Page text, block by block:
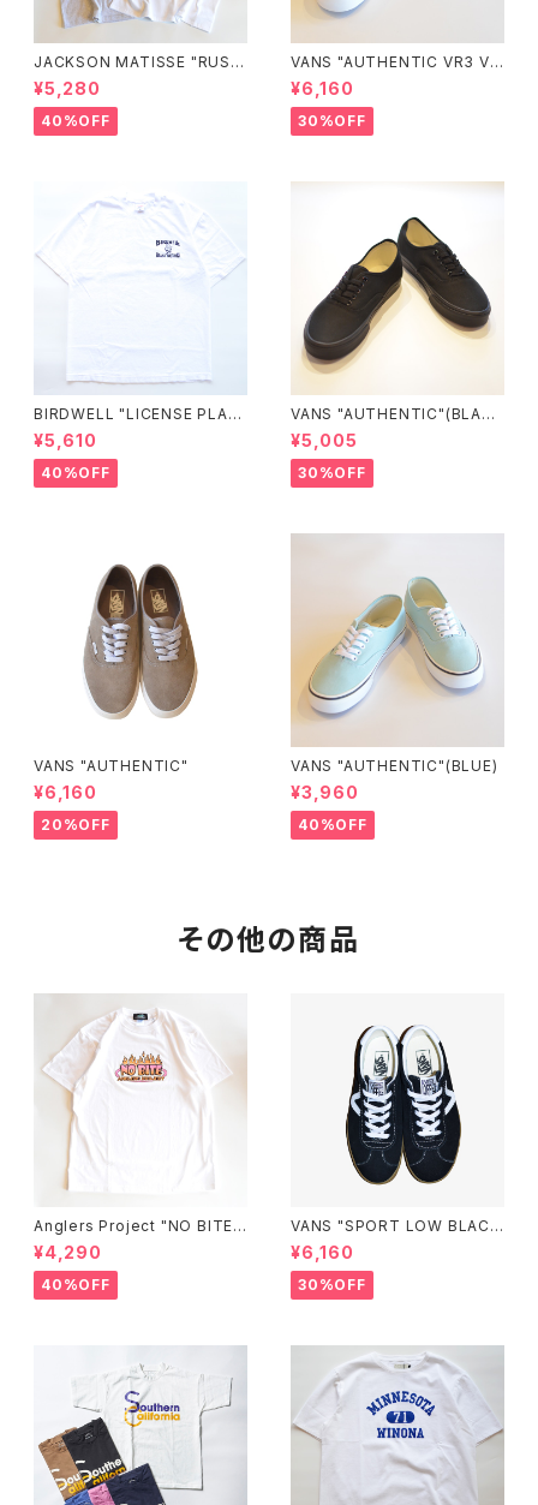
JACKSON MATISSE "RUSS
ELL ATHLETIC×JM Logo T
ee"
¥5,280
40%OFF
VANS "AUTHENTIC VR3 VN
0005UDTBD"
¥6,160
30%OFF
BIRDWELL "LICENSE PLAT
E TEE"
¥5,610
40%OFF
VANS "AUTHENTIC"(BLAC
K/BLACK)
¥5,005
30%OFF
VANS "AUTHENTIC"
¥6,160
20%OFF
VANS "AUTHENTIC"(BLUE)
¥3,960
40%OFF
その他の商品
Anglers Project "NO BITE"
GLOW HEAT REACTIVE S/S
T-SHIRTS
¥4,290
40%OFF
VANS "SPORT LOW BLAC
K"
¥6,160
30%OFF